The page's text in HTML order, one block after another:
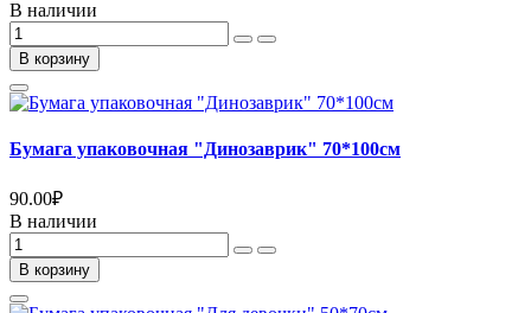
В наличии
В корзину
Бумага упаковочная "Динозаврик" 70*100см
90.00₽
В наличии
В корзину